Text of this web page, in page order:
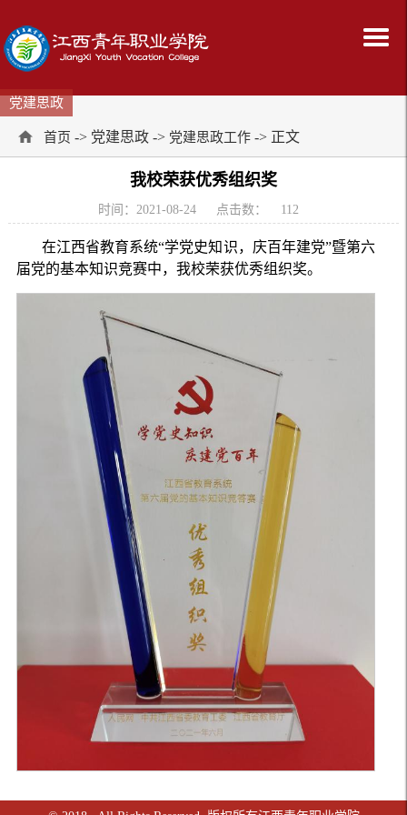
党建思政
首页 -> 党建思政 -> 党建思政工作 -> 正文
我校荣获优秀组织奖
时间：2021-08-24 点击数： 112
在江西省教育系统“学党史知识，庆百年建党”暨第六
届党的基本知识竞赛中，我校荣获优秀组织奖。